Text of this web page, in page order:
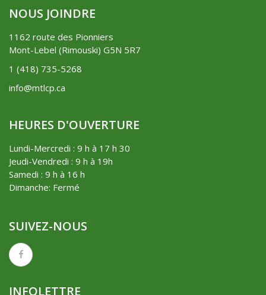
NOUS JOINDRE
1162 route des Pionniers
Mont-Lebel (Rimouski) G5N 5R7
1 (418) 735-5268
info@mtlcp.ca
HEURES D'OUVERTURE
Lundi-Mercredi : 9 h à 17 h 30
Jeudi-Vendredi : 9 h à 19h
Samedi : 9 h à 16 h
Dimanche: Fermé
SUIVEZ-NOUS
INFOLETTRE